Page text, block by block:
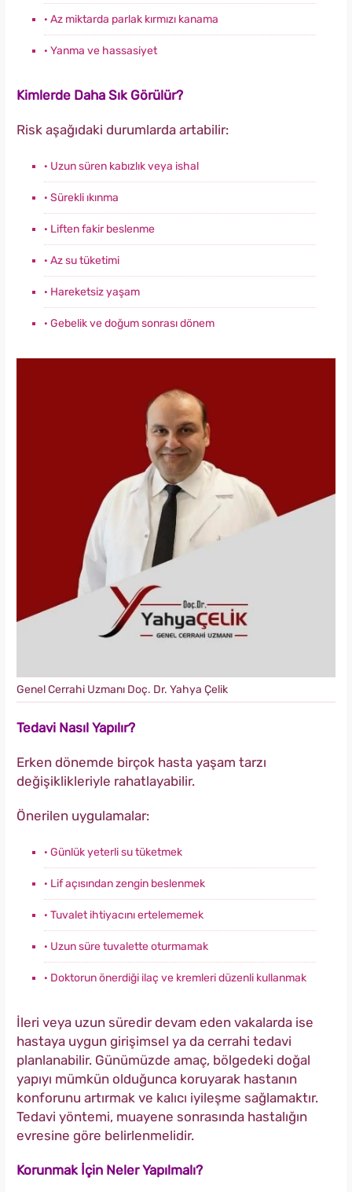
· Az miktarda parlak kırmızı kanama
· Yanma ve hassasiyet
Kimlerde Daha Sık Görülür?
Risk aşağıdaki durumlarda artabilir:
· Uzun süren kabızlık veya ishal
· Sürekli ıkınma
· Liften fakir beslenme
· Az su tüketimi
· Hareketsiz yaşam
· Gebelik ve doğum sonrası dönem
Genel Cerrahi Uzmanı Doç. Dr. Yahya Çelik
Tedavi Nasıl Yapılır?
Erken dönemde birçok hasta yaşam tarzı
değişiklikleriyle rahatlayabilir.
Önerilen uygulamalar:
· Günlük yeterli su tüketmek
· Lif açısından zengin beslenmek
· Tuvalet ihtiyacını ertelememek
· Uzun süre tuvalette oturmamak
· Doktorun önerdiği ilaç ve kremleri düzenli kullanmak
İleri veya uzun süredir devam eden vakalarda ise
hastaya uygun girişimsel ya da cerrahi tedavi
planlanabilir. Günümüzde amaç, bölgedeki doğal
yapıyı mümkün olduğunca koruyarak hastanın
konforunu artırmak ve kalıcı iyileşme sağlamaktır.
Tedavi yöntemi, muayene sonrasında hastalığın
evresine göre belirlenmelidir.
Korunmak İçin Neler Yapılmalı?